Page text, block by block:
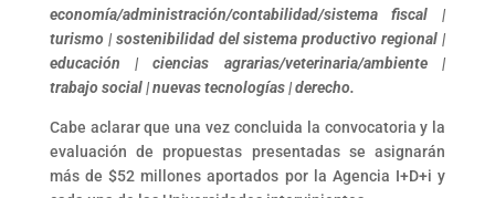
economía/administración/contabilidad/sistema fiscal |
turismo | sostenibilidad del sistema productivo regional |
educación | ciencias agrarias/veterinaria/ambiente |
trabajo social | nuevas tecnologías | derecho.
Cabe aclarar que una vez concluida la convocatoria y la
evaluación de propuestas presentadas se asignarán
más de $52 millones aportados por la Agencia I+D+i y